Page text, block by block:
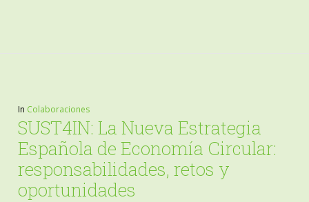
In Colaboraciones
SUST4IN: La Nueva Estrategia
Española de Economía Circular:
responsabilidades, retos y
oportunidades